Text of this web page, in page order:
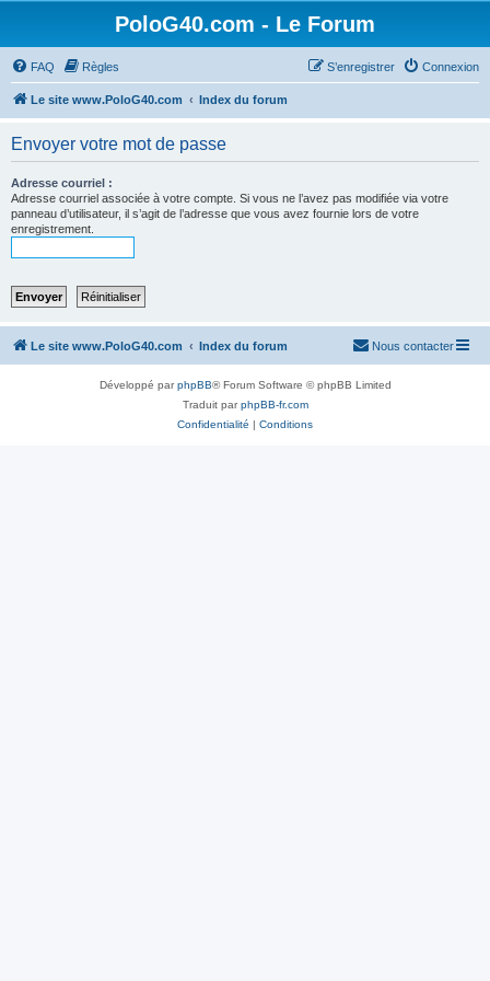
PoloG40.com - Le Forum
FAQ Règles Connexion
S’enregistrer
Le site www.PoloG40.com Index du forum
Envoyer votre mot de passe
Adresse courriel :
Adresse courriel associée à votre compte. Si vous ne l’avez pas modifiée via votre
panneau d’utilisateur, il s’agit de l’adresse que vous avez fournie lors de votre
enregistrement.
Le site www.PoloG40.com Index du forum Nous contacter
Développé parphpBB® Forum Software © phpBB Limited
Traduit parphpBB-fr.com
Confidentialité | Conditions